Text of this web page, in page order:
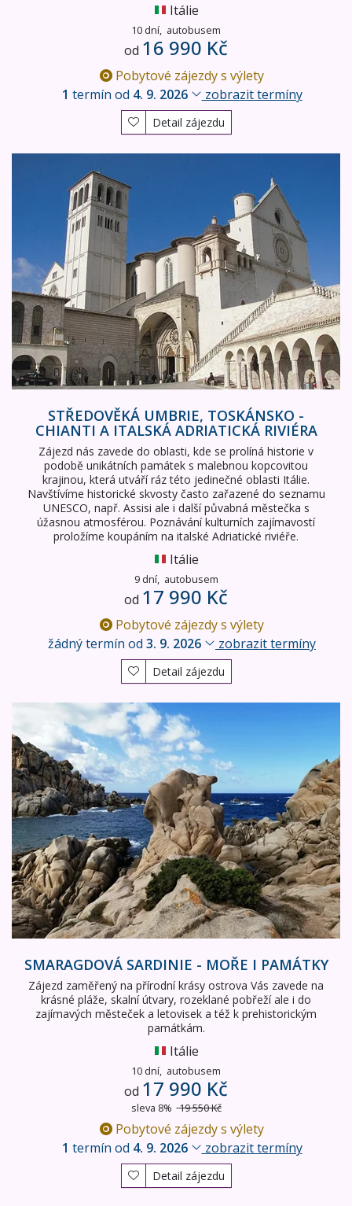
Itálie
10 dní, autobusem
od 16 990 Kč
Pobytové zájezdy s výlety
1 termín od 4. 9. 2026 zobrazit termíny
Detail zájezdu
STŘEDOVĚKÁ UMBRIE, TOSKÁNSKO -
CHIANTI A ITALSKÁ ADRIATICKÁ RIVIÉRA
Zájezd nás zavede do oblasti, kde se prolíná historie v
podobě unikátních památek s malebnou kopcovitou
krajinou, která utváří ráz této jedinečné oblasti Itálie.
Navštívíme historické skvosty často zařazené do seznamu
UNESCO, např. Assisi ale i další půvabná městečka s
úžasnou atmosférou. Poznávání kulturních zajímavostí
proložíme koupáním na italské Adriatické riviéře.
Itálie
9 dní, autobusem
od 17 990 Kč
Pobytové zájezdy s výlety
žádný termín od 3. 9. 2026 zobrazit termíny
Detail zájezdu
Smaragdová Sardinie - moře i památky
SMARAGDOVÁ SARDINIE - MOŘE I PAMÁTKY
Zájezd zaměřený na přírodní krásy ostrova Vás zavede na
krásné pláže, skalní útvary, rozeklané pobřeží ale i do
zajímavých městeček a letovisek a též k prehistorickým
památkám.
Itálie
10 dní, autobusem
od 17 990 Kč
sleva 8% 19 550 Kč
Pobytové zájezdy s výlety
1 termín od 4. 9. 2026 zobrazit termíny
Detail zájezdu